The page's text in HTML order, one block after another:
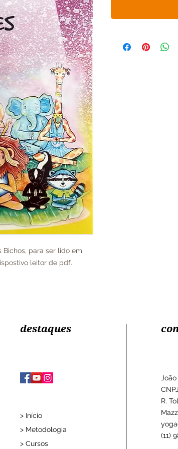
Bichos, para ser lido em
leitor de pdf.
destaques
> Início
> Metodologia
> Cursos
R.
(11)